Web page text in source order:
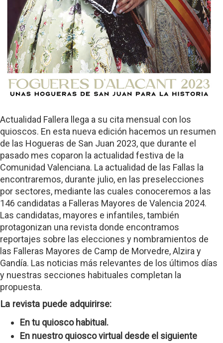
Actualidad Fallera llega a su cita mensual con los
quioscos. En esta nueva edición hacemos un resumen
de las Hogueras de San Juan 2023, que durante el
pasado mes coparon la actualidad festiva de la
Comunidad Valenciana. La actualidad de las Fallas la
encontraremos, durante julio, en las preselecciones
por sectores, mediante las cuales conoceremos a las
146 candidatas a Falleras Mayores de Valencia 2024.
Las candidatas, mayores e infantiles, también
protagonizan una revista donde encontramos
reportajes sobre las elecciones y nombramientos de
las Falleras Mayores de Camp de Morvedre, Alzira y
Gandía. Las noticias más relevantes de los últimos días
y nuestras secciones habituales completan la
propuesta.
La revista puede adquirirse:
En tu quiosco habitual.
En nuestro quiosco virtual desde el siguiente